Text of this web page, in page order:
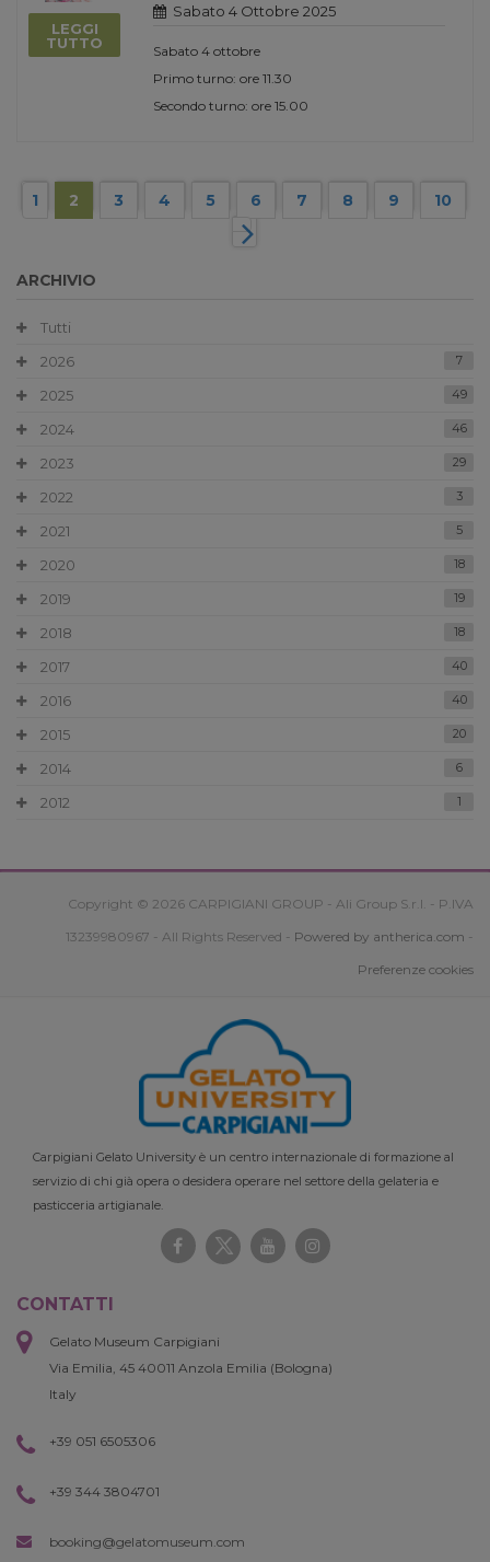
LEGGI
TUTTO
Sabato 4 Ottobre 2025
Sabato 4 ottobre
Primo turno: ore 11.30
Secondo turno: ore 15.00
1 2 3 4 5 6 7 8 9 10
ARCHIVIO
Tutti
2026
7
2025 49
2024 46
2023 29
2022 3
2021 5
2020 18
2019 19
2018 18
2017 40
2016 40
2015 20
2014 6
2012 1
Copyright © 2026 CARPIGIANI GROUP - Ali Group S.r.l. - P.IVA
13239980967 - All Rights Reserved - Powered by antherica.com -
Preferenze cookies
Carpigiani Gelato University è un centro internazionale di formazione al
servizio di chi già opera o desidera operare nel settore della gelateria e
pasticceria artigianale.
CONTATTI
Gelato Museum Carpigiani
Via Emilia, 45 40011 Anzola Emilia (Bologna)
Italy
+39 051 6505306
+39 344 3804701
booking@gelatomuseum.com